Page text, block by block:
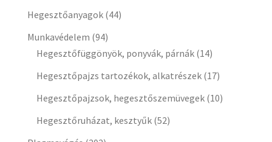
Hegesztőanyagok (44)
Munkavédelem (94)
Hegesztőfüggönyök, ponyvák, párnák (14)
Hegesztőpajzs tartozékok, alkatrészek (17)
Hegesztőpajzsok, hegesztőszemüvegek (10)
Hegesztőruházat, kesztyűk (52)